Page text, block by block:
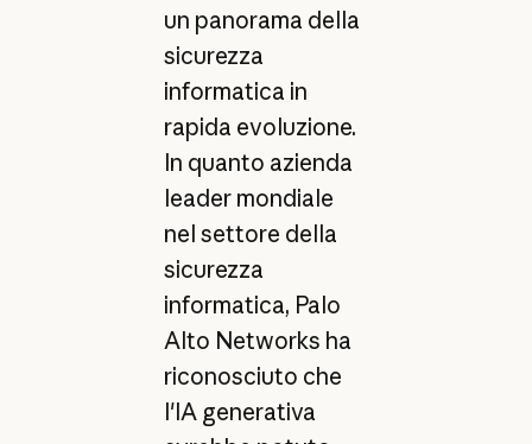
un panorama della
sicurezza
informatica in
rapida evoluzione.
In quanto azienda
leader mondiale
nel settore della
sicurezza
informatica, Palo
Alto Networks ha
riconosciuto che
l'IA generativa